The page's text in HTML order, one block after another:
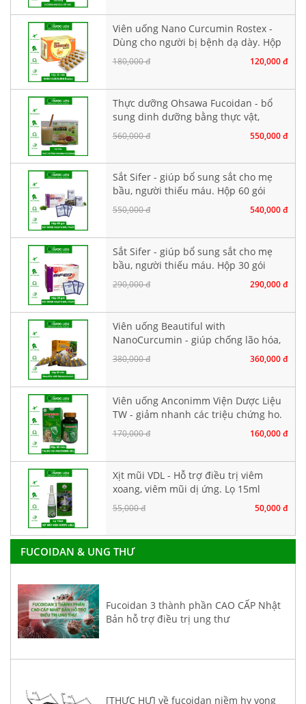
Viên uống Nano Curcumin Rostex -
Dùng cho người bị bệnh dạ dày. Hộp
30 viên
180,000 đ 120,000 đ
Thực dưỡng Ohsawa Fucoidan - bổ
sung dinh dưỡng bằng thực vật,
không chứa đậu nành. Hộp 500g
560,000 đ 550,000 đ
Sắt Sifer - giúp bổ sung sắt cho mẹ
bầu, người thiếu máu. Hộp 60 gói
550,000 đ 540,000 đ
Sắt Sifer - giúp bổ sung sắt cho mẹ
bầu, người thiếu máu. Hộp 30 gói
290,000 đ 290,000 đ
Viên uống Beautiful with
NanoCurcumin - giúp chống lão hóa,
làm đẹp da. Hộp 60 viên
380,000 đ 360,000 đ
Viên uống Anconimm Viện Dược Liệu
TW - giảm nhanh các triệu chứng ho.
Hộp 30 viên
170,000 đ 160,000 đ
Xịt mũi VDL - Hỗ trợ điều trị viêm
xoang, viêm mũi dị ứng. Lọ 15ml
55,000 đ 50,000 đ
FUCOIDAN & UNG THƯ
Fucoidan 3 thành phần CAO CẤP Nhật
Bản hỗ trợ điều trị ung thư
[THỰC HƯ] về fucoidan niềm hy vọng